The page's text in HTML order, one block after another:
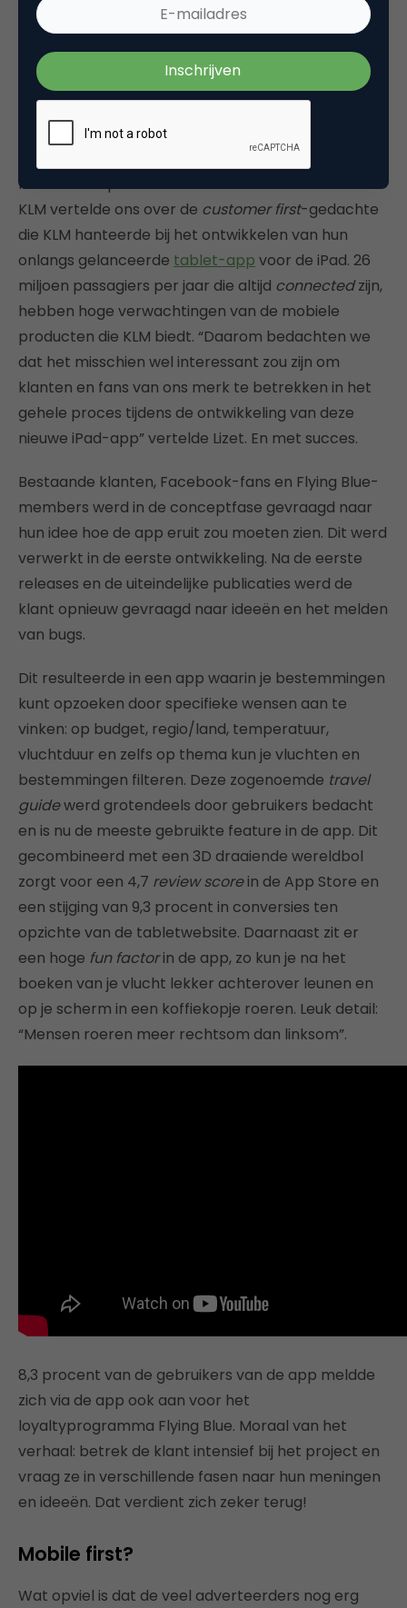
werden uiteraard niet gegeven.
De (lange) weg naar mobile maturity:
de klant wijst de weg
“Het actief betrekken van klanten bij het
klanten en optimale resultaten.” Lizet Menke van
KLM vertelde ons over de customer first-gedachte
die KLM hanteerde bij het ontwikkelen van hun
onlangs gelanceerde tablet-app voor de iPad. 26
miljoen passagiers per jaar die altijd connectedzijn,
hebben hoge verwachtingen van de mobiele
producten die KLM biedt. “Daarom bedachten we
dat het misschien wel interessant zou zijn om
klanten en fans van ons merk te betrekken in het
gehele proces tijdens de ontwikkeling van deze
nieuwe iPad-app” vertelde Lizet. En met succes.
Bestaande klanten, Facebook-fans en Flying Blue-
members werd in de conceptfase gevraagd naar
hun idee hoe de app eruit zou moeten zien. Dit werd
verwerkt in de eerste ontwikkeling. Na de eerste
releases en de uiteindelijke publicaties werd de
klant opnieuw gevraagd naar ideeën en het melden
van bugs.
Dit resulteerde in een app waarin je bestemmingen
kunt opzoeken door specifieke wensen aan te
vinken: op budget, regio/land, temperatuur,
vluchtduur en zelfs op thema kun je vluchten en
bestemmingen filteren. Deze zogenoemde travel
guidewerd grotendeels door gebruikers bedacht
en is nu de meeste gebruikte feature in de app. Dit
gecombineerd met een 3D draaiende wereldbol
zorgt voor een 4,7 review scorein de App Store en
een stijging van 9,3 procent in conversies ten
opzichte van de tabletwebsite. Daarnaast zit er
een hoge fun factorin de app, zo kun je na het
boeken van je vlucht lekker achterover leunen en
op je scherm in een koffiekopje roeren. Leuk detail:
“Mensen roeren meer rechtsom dan linksom”.
8,3 procent van de gebruikers van de app meldde
zich via de app ook aan voor het
loyaltyprogramma Flying Blue. Moraal van het
verhaal: betrek de klant intensief bij het project en
vraag ze in verschillende fasen naar hun meningen
en ideeën. Dat verdient zich zeker terug!
Mobile first?
Wat opviel is dat de veel adverteerders nog erg